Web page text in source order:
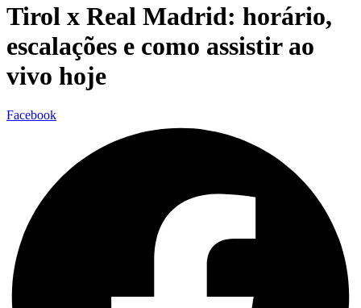
Tirol x Real Madrid: horário,
escalações e como assistir ao
vivo hoje
Facebook